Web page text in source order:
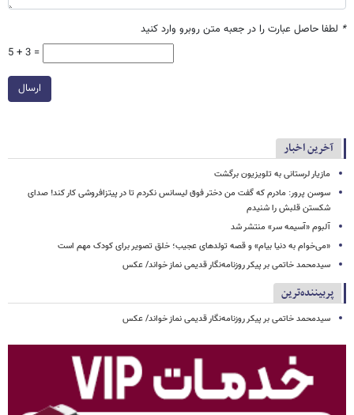
* لطفا حاصل عبارت را در جعبه متن روبرو وارد کنید
5 + 3 =
ارسال
آخرین اخبار
مازیار لرستانی به تلویزیون برگشت
سوسن پرور: مادرم که گفت من دختر فوق‌ لیسانس نکردم تا در پیتزافروشی کار کند! صدای
شکستن قلبش را شنیدم
آلبوم «آسیمه سر» منتشر شد
«می‌خوام به دنیا بیام» و قصه تولدهای عجیب؛ خلق تصویر برای کودک مهم است
سیدمحمد خاتمی بر پیکر روزنامه‌نگار قدیمی نماز خواند/ عکس
پربیننده‌ترین
سیدمحمد خاتمی بر پیکر روزنامه‌نگار قدیمی نماز خواند/ عکس